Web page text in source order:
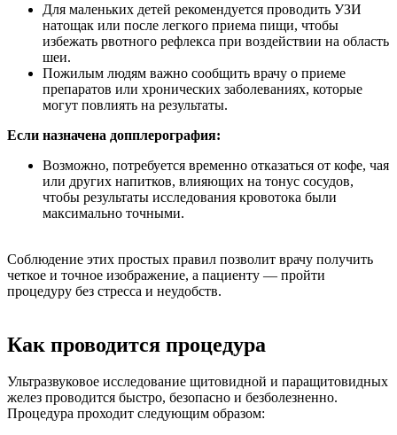
Для маленьких детей рекомендуется проводить УЗИ
натощак или после легкого приема пищи, чтобы
избежать рвотного рефлекса при воздействии на область
шеи.
Пожилым людям важно сообщить врачу о приеме
препаратов или хронических заболеваниях, которые
могут повлиять на результаты.
Если назначена допплерография:
Возможно, потребуется временно отказаться от кофе, чая
или других напитков, влияющих на тонус сосудов,
чтобы результаты исследования кровотока были
максимально точными.
Соблюдение этих простых правил позволит врачу получить
четкое и точное изображение, а пациенту — пройти
процедуру без стресса и неудобств.
Как проводится процедура
Ультразвуковое исследование щитовидной и паращитовидных
желез проводится быстро, безопасно и безболезненно.
Процедура проходит следующим образом: